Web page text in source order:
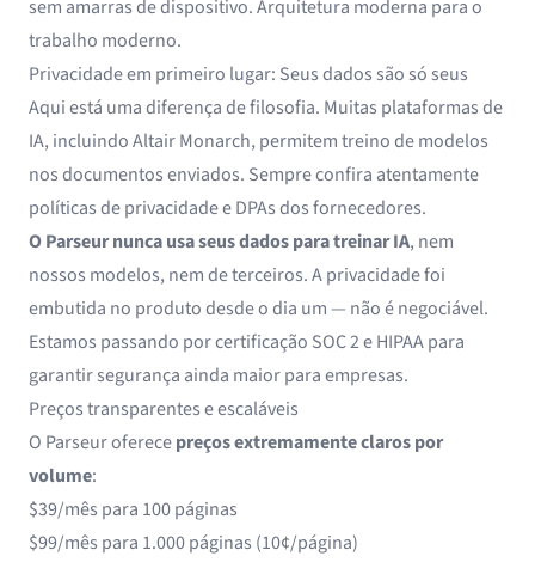
sem amarras de dispositivo. Arquitetura moderna para o
trabalho moderno.
Privacidade em primeiro lugar: Seus dados são só seus
Aqui está uma diferença de filosofia. Muitas plataformas de
IA, incluindo Altair Monarch, permitem treino de modelos
nos documentos enviados. Sempre confira atentamente
políticas de privacidade e DPAs dos fornecedores.
O Parseur nunca usa seus dados para treinar IA, nem
nossos modelos, nem de terceiros. A privacidade foi
embutida no produto desde o dia um — não é negociável.
Estamos passando por certificação SOC 2 e HIPAA para
garantir segurança ainda maior para empresas.
Preços transparentes e escaláveis
O Parseur oferecepreços extremamente claros por
volume:
$39/mês para 100 páginas
$99/mês para 1.000 páginas (10¢/página)